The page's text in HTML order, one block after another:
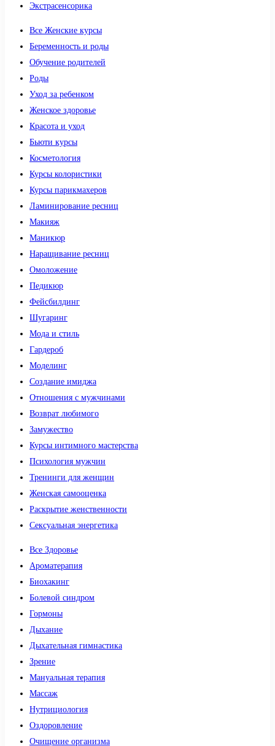
Экстрасенсорика
Все Женские курсы
Беременность и роды
Обучение родителей
Роды
Уход за ребенком
Женское здоровье
Красота и уход
Бьюти курсы
Косметология
Курсы колористики
Курсы парикмахеров
Ламинирование ресниц
Макияж
Маникюр
Наращивание ресниц
Омоложение
Педикюр
Фейсбилдинг
Шугаринг
Мода и стиль
Гардероб
Моделинг
Создание имиджа
Отношения с мужчинами
Возврат любимого
Замужество
Курсы интимного мастерства
Психология мужчин
Тренинги для женщин
Женская самооценка
Раскрытие женственности
Сексуальная энергетика
Все Здоровье
Ароматерапия
Биохакинг
Болевой синдром
Гормоны
Дыхание
Дыхательная гимнастика
Зрение
Мануальная терапия
Массаж
Нутрициология
Оздоровление
Очищение организма